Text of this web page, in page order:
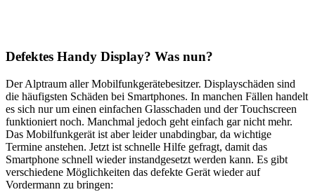
Defektes Handy Display? Was nun?
Der Alptraum aller Mobilfunkgerätebesitzer. Displayschäden sind
die häufigsten Schäden bei Smartphones. In manchen Fällen handelt
es sich nur um einen einfachen Glasschaden und der Touchscreen
funktioniert noch. Manchmal jedoch geht einfach gar nicht mehr.
Das Mobilfunkgerät ist aber leider unabdingbar, da wichtige
Termine anstehen. Jetzt ist schnelle Hilfe gefragt, damit das
Smartphone schnell wieder instandgesetzt werden kann. Es gibt
verschiedene Möglichkeiten das defekte Gerät wieder auf
Vordermann zu bringen: